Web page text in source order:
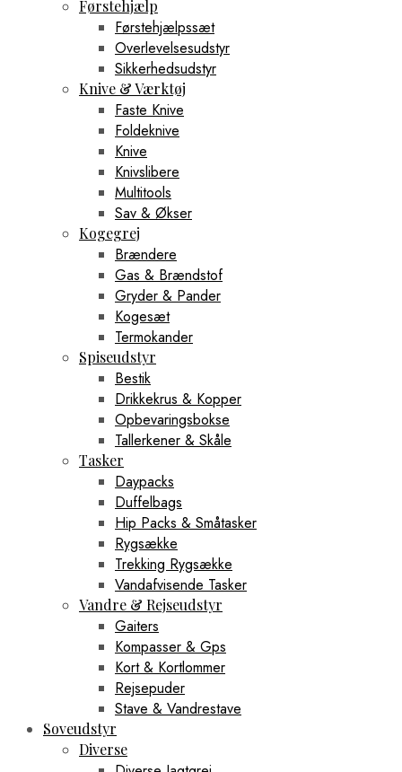
Førstehjælp
Førstehjælpssæt
Overlevelsesudstyr
Sikkerhedsudstyr
Knive & Værktøj
Faste Knive
Foldeknive
Knive
Knivslibere
Multitools
Sav & Økser
Kogegrej
Brændere
Gas & Brændstof
Gryder & Pander
Kogesæt
Termokander
Spiseudstyr
Bestik
Drikkekrus & Kopper
Opbevaringsbokse
Tallerkener & Skåle
Tasker
Daypacks
Duffelbags
Hip Packs & Småtasker
Rygsække
Trekking Rygsække
Vandafvisende Tasker
Vandre & Rejseudstyr
Gaiters
Kompasser & Gps
Kort & Kortlommer
Rejsepuder
Stave & Vandrestave
Soveudstyr
Diverse